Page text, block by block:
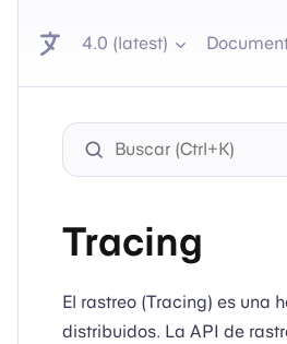
4.0 (latest)
Tracing
El rastreo (Tracing) es una
distribuidos. La API de